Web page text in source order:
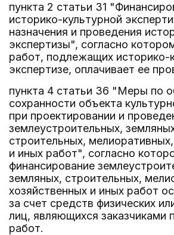
пункта 2 статьи 31
историко-культурной
назначения и проведения
экспертизы", согласно
работ, подлежащих историко-
экспертизе, оплачивает ее
пункта 4 статьи 36 "Меры по
сохранности объекта
при проектировании и
землеустроительных,
строительных,
и иных работ", согласно
финансирование
земляных, строительных,
хозяйственных и иных работ
за счет средств физических
лиц, являющихся заказчиками
работ.